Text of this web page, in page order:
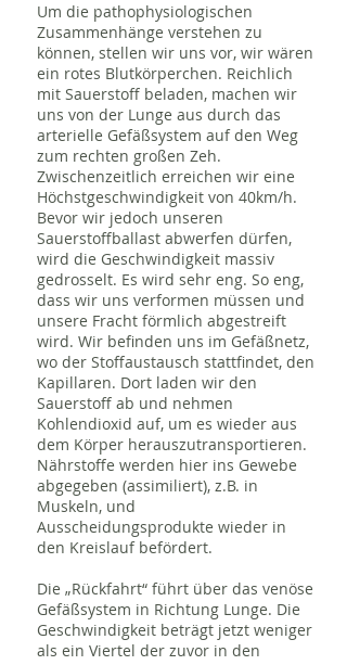
Um die pathophysiologischen
Zusammenhänge verstehen zu
können, stellen wir uns vor, wir wären
ein rotes Blutkörperchen. Reichlich
mit Sauerstoff beladen, machen wir
uns von der Lunge aus durch das
arterielle Gefäßsystem auf den Weg
zum rechten großen Zeh.
Zwischenzeitlich erreichen wir eine
Höchstgeschwindigkeit von 40km/h.
Bevor wir jedoch unseren
Sauerstoffballast abwerfen dürfen,
wird die Geschwindigkeit massiv
gedrosselt. Es wird sehr eng. So eng,
dass wir uns verformen müssen und
unsere Fracht förmlich abgestreift
wird. Wir befinden uns im Gefäßnetz,
wo der Stoffaustausch stattfindet, den
Kapillaren. Dort laden wir den
Sauerstoff ab und nehmen
Kohlendioxid auf, um es wieder aus
dem Körper herauszutransportieren.
Nährstoffe werden hier ins Gewebe
abgegeben (assimiliert), z.B. in
Muskeln, und
Ausscheidungsprodukte wieder in
den Kreislauf befördert.
Die „Rückfahrt“ führt über das venöse
Gefäßsystem in Richtung Lunge. Die
Geschwindigkeit beträgt jetzt weniger
als ein Viertel der zuvor in den